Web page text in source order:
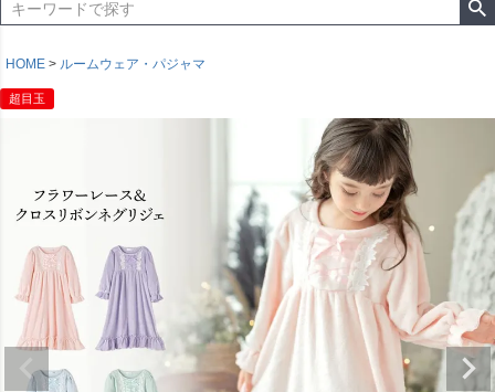
HOME ルームウェア・パジャマ
超目玉